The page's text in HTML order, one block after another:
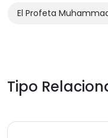
El Profeta
Tipo